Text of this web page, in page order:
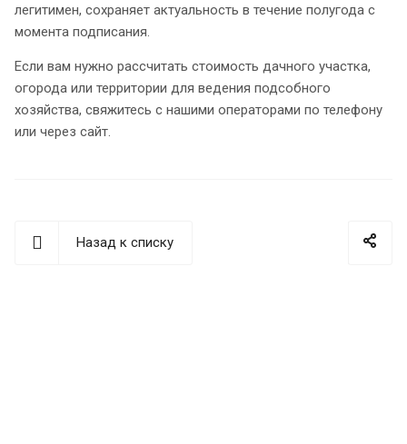
легитимен, сохраняет актуальность в течение полугода с
момента подписания.
Если вам нужно рассчитать стоимость дачного участка,
огорода или территории для ведения подсобного
хозяйства, свяжитесь с нашими операторами по телефону
или через сайт.
Назад к списку